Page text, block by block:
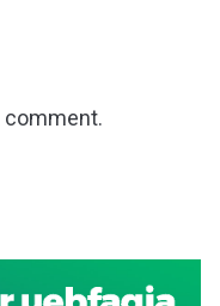
comment.